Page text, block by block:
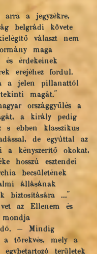
a jegyzékre,
belgrádi követe
választ nem
maga
és érdekeinek
erejéhez fordul.
a jelen pillanattól
magát."
országgyűlés a
a király pedig
s ebben klasszikus
de egyúttal az
a kényszerítő okokat,
hosszú esztendei
becsületének
állásának
biztosítására ..."
az Ellenem és
— Mindig
a törekvés, mely a
területek